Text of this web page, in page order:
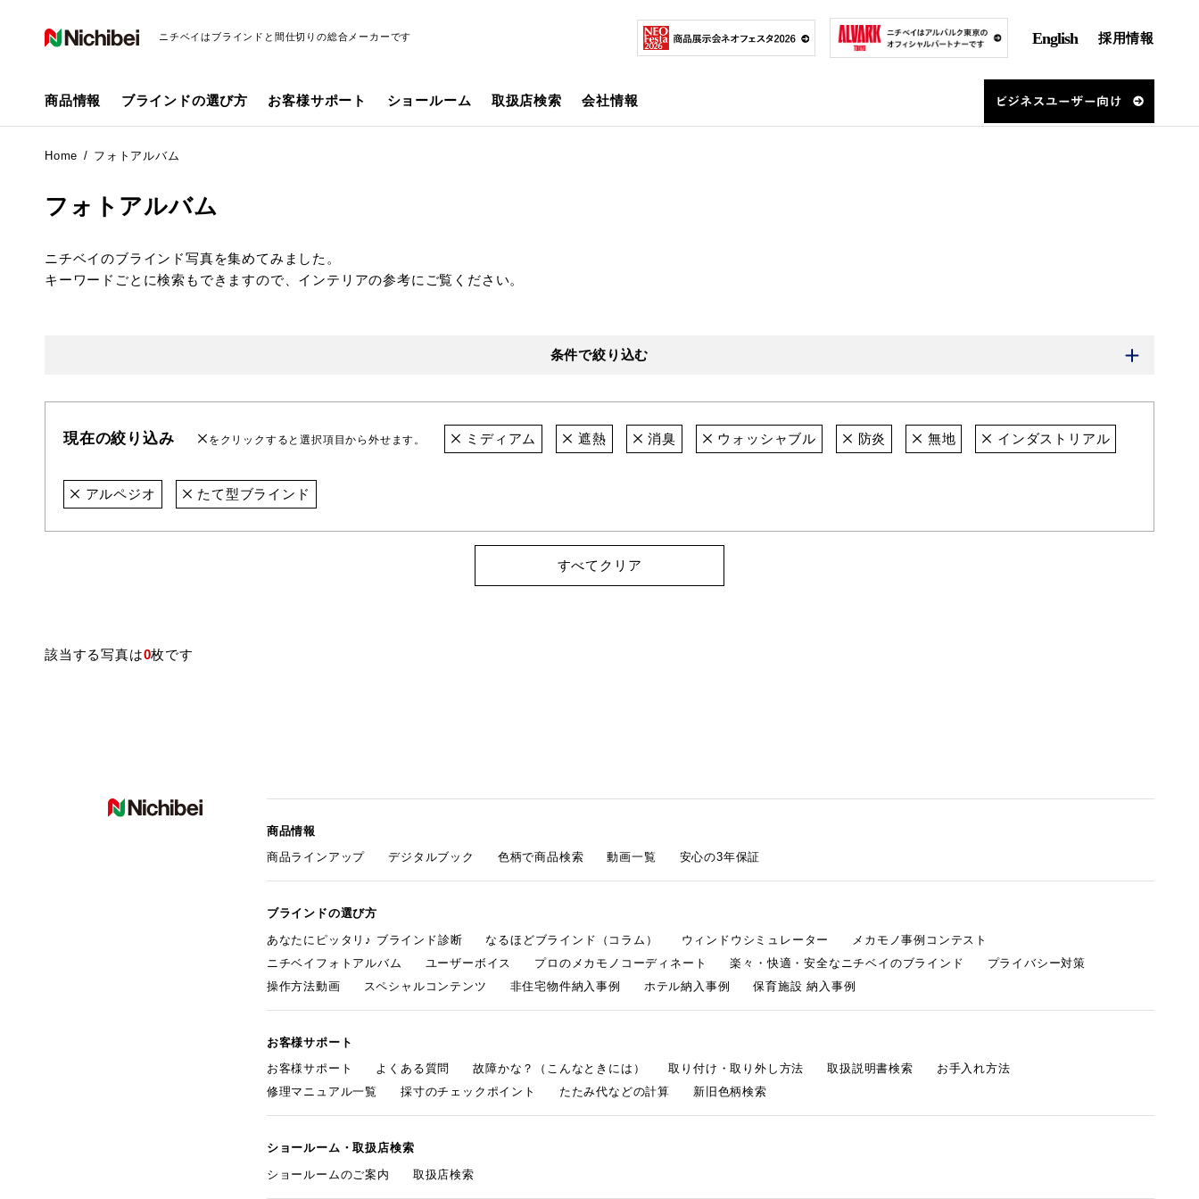
ニチベイはブラインドと間仕切りの総合メーカーです English 採用情報
商品情報 ブラインドの選び方 お客様サポート ショールーム 取扱店検索 会社情報
Home フォトアルバム
フォトアルバム
ニチベイのブラインド写真を集めてみました。
キーワードごとに検索もできますので、インテリアの参考にご覧ください。
条件で絞り込む
現在の絞り込み をクリックすると選択項目から外せます。 ミディアム 遮熱 消臭 ウォッシャブル 防炎 無地 インダストリアル
アルペジオ たて型ブラインド
すべてクリア
該当する写真は0枚です
商品情報
商品ラインアップ
デジタルブック 色柄で商品検索 動画一覧 安心の3年保証
ブラインドの選び方
あなたにピッタリ♪ ブラインド診断
なるほどブラインド（コラム） ウィンドウシミュレーター
メカモノ事例コンテスト
ニチベイフォトアルバム
ユーザーボイス プロのメカモノコーディネート 楽々・快適・安全なニチベイのブラインド
プライバシー対策
操作方法動画
スペシャルコンテンツ 非住宅物件納入事例 ホテル納入事例 保育施設 納入事例
お客様サポート
お客様サポート
よくある質問 故障かな？（こんなときには） 取り付け・取り外し方法 取扱説明書検索
お手入れ方法
修理マニュアル一覧
採寸のチェックポイント たたみ代などの計算 新旧色柄検索
ショールーム・取扱店検索
ショールームのご案内
取扱店検索